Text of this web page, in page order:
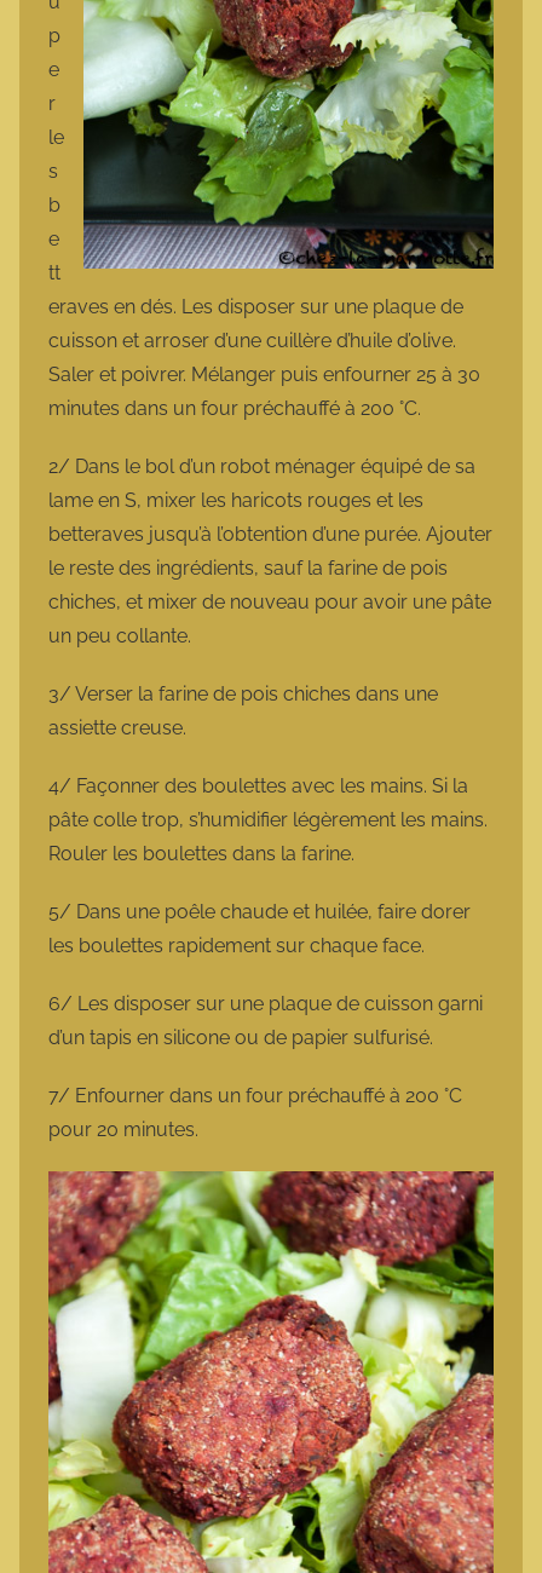
p
e
r
le
s
b
e
tt
eraves en dés. Les disposer sur une plaque de
cuisson et arroser d’une cuillère d’huile d’olive.
Saler et poivrer. Mélanger puis enfourner 25 à 30
minutes dans un four préchauffé à 200 °C.
2/ Dans le bol d’un robot ménager équipé de sa
lame en S, mixer les haricots rouges et les
betteraves jusqu’à l’obtention d’une purée. Ajouter
le reste des ingrédients, sauf la farine de pois
chiches, et mixer de nouveau pour avoir une pâte
un peu collante.
3/ Verser la farine de pois chiches dans une
assiette creuse.
4/ Façonner des boulettes avec les mains. Si la
pâte colle trop, s’humidifier légèrement les mains.
Rouler les boulettes dans la farine.
5/ Dans une poêle chaude et huilée, faire dorer
les boulettes rapidement sur chaque face.
6/ Les disposer sur une plaque de cuisson garni
d’un tapis en silicone ou de papier sulfurisé.
7/ Enfourner dans un four préchauffé à 200 °C
pour 20 minutes.